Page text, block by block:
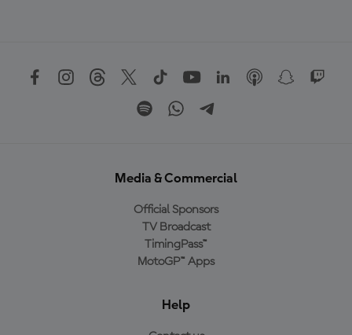
Media & Commercial
Official Sponsors
TV Broadcast
TimingPass™
MotoGP™ Apps
Help